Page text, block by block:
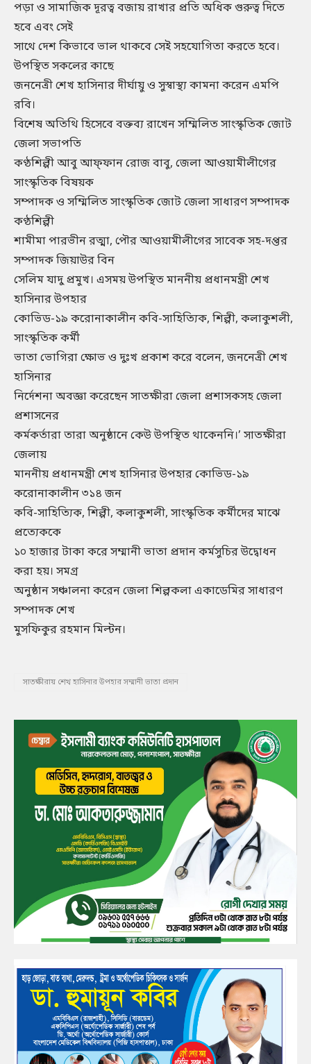
পড়া ও সামাজিক দূরত্ব বজায় রাখার প্রতি অধিক গুরুত্ব দিতে
হবে এবং সেই
সাথে দেশ কিভাবে ভাল থাকবে সেই সহযোগিতা করতে হবে।
উপস্থিত সকলের কাছে
জননেত্রী শেখ হাসিনার দীর্ঘায়ু ও সুস্বাস্থ্য কামনা করেন এমপি
রবি।
বিশেষ অতিথি হিসেবে বক্তব্য রাখেন সম্মিলিত সাংস্কৃতিক জোট
জেলা সভাপতি
কণ্ঠশিল্পী আবু আফ্ফান রোজ বাবু, জেলা আওয়ামীলীগের
সাংস্কৃতিক বিষয়ক
সম্পাদক ও সম্মিলিত সাংস্কৃতিক জোট জেলা সাধারণ সম্পাদক
কণ্ঠশিল্পী
শামীমা পারভীন রত্মা, পৌর আওয়ামীলীগের সাবেক সহ-দপ্তর
সম্পাদক জিয়াউর বিন
সেলিম যাদু প্রমুখ। এসময় উপস্থিত মাননীয় প্রধানমন্ত্রী শেখ
হাসিনার উপহার
কোভিড-১৯ করোনাকালীন কবি-সাহিত্যিক, শিল্পী, কলাকুশলী,
সাংস্কৃতিক কর্মী
ভাতা ভোগিরা ক্ষোভ ও দুঃখ প্রকাশ করে বলেন, জননেত্রী শেখ
হাসিনার
নির্দেশনা অবজ্ঞা করেছেন সাতক্ষীরা জেলা প্রশাসকসহ জেলা
প্রশাসনের
কর্মকর্তারা তারা অনুষ্ঠানে কেউ উপস্থিত থাকেননি।’ সাতক্ষীরা
জেলায়
মাননীয় প্রধানমন্ত্রী শেখ হাসিনার উপহার কোভিড-১৯
করোনাকালীন ৩১৪ জন
কবি-সাহিত্যিক, শিল্পী, কলাকুশলী, সাংস্কৃতিক কর্মীদের মাঝে
প্রত্যেককে
১০ হাজার টাকা করে সম্মানী ভাতা প্রদান কর্মসুচির উদ্বোধন
করা হয়। সমগ্র
অনুষ্ঠান সঞ্চালনা করেন জেলা শিল্পকলা একাডেমির সাধারণ
সম্পাদক শেখ
মুসফিকুর রহমান মিল্টন।
সাতক্ষীরায় শেখ হাসিনার উপহার সম্মানী ভাতা প্রদান